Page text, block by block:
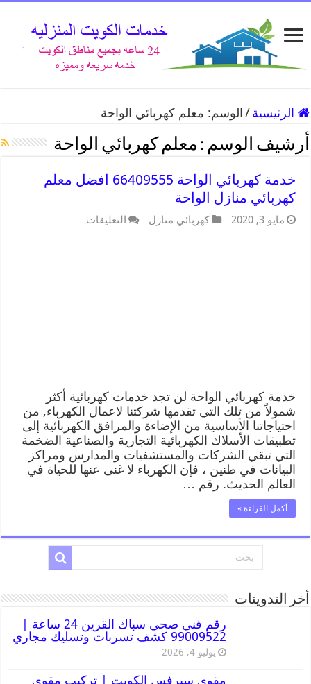
الرئيسية / الوسم: معلم كهربائي الواحة
أرشيف الوسم : معلم كهربائي الواحة
خدمة كهربائي الواحة 66409555 افضل معلم
كهربائي منازل الواحة
مايو 3, 2020 كهربائي منازل التعليقات
خدمة كهربائي الواحة لن تجد خدمات كهربائية أكثر
شمولاً من تلك التي تقدمها شركتنا لاعمال الكهرباء, من
احتياجاتنا الأساسية من الإضاءة والمرافق الكهربائية إلى
تطبيقات الأسلاك الكهربائية التجارية والصناعية الضخمة
التي تبقي الشركات والمستشفيات والمدارس ومراكز
البيانات في طنين ، فإن الكهرباء لا غنى عنها للحياة في
العالم الحديث. رقم …
أكمل القراءة »
أخر التدوينات
رقم فني صحي سباك القرين 24 ساعة |
99009522 كشف تسربات وتسليك مجاري
يوليو 4, 2026
مقوي سيرفس الكويت | تركيب مقوي